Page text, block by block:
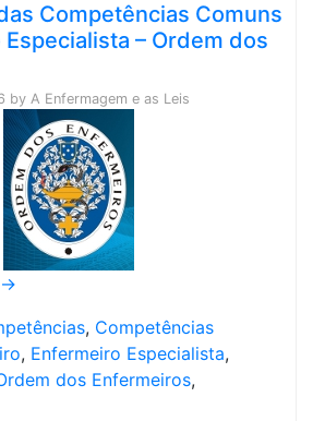
Competências Comuns
– Ordem dos
by A Enfermagem e as Leis
→
, Competências
, Enfermeiro Especialista,
dos Enfermeiros,